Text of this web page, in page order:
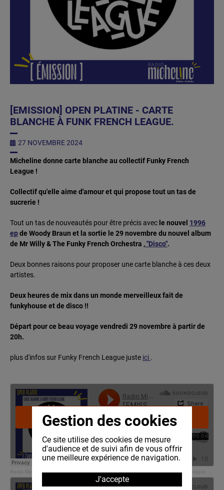
[EMISSION] OPEN PLATINE - CARTE
BLANCHE À FUNK FRENCH LEAGUE.
27 NOVEMBRE 2024
Micheline donne carte blanche au collectif Funky French
League !
Collectif qu'elle aime d'amour et qui propose tout un tas de
sucrerie !
Tout un tas de nouveautés pour être précis avec le nouvel 1996
epde Woody Braun et la sortie le 29 novembre du nouvel album
de Mr Willy & The Funky French Orchestra ,"Disco".
Deux bonnes raisons pour proposer une carte blanche à ces deux
artistes.
Deux heures de mix dans un monde merveilleux fait de
funkyhouse et de disco !!
Départ pour ce beau voyage vendredi 29 novembre à partir de
20h.
plus d'infos sur Funky French League juste ici .
Radio Micheline·[EMISSION] Open Platine - Carte Blanche À Funky French League part 1 - Mr Willy. - PAD -
Gestion des cookies
Ce site utilise des cookies de mesure
d'audience et de suivi afin de vous offrir
une meilleure expérience de navigation.
J'accepte